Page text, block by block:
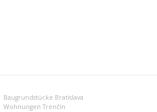
Baugrundstücke Bratislava
Wohnungen Trenčín